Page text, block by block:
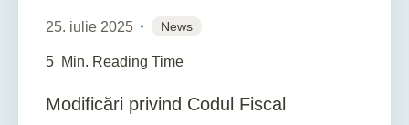
25. iulie 2025 News
5 Min. Reading Time
Modificări privind Codul Fiscal